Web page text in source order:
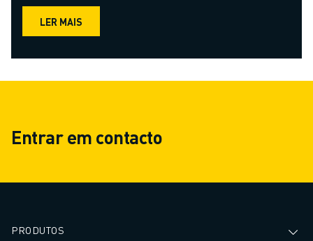
LER MAIS
Entrar em contacto
PRODUTOS